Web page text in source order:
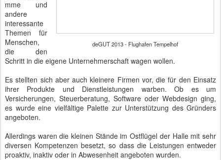
deGUT 2013 - Flughafen Tempelhof
mme und
andere
interessante
Themen für
Menschen,
die den
Schritt in die eigene Unternehmerschaft wagen wollen.
Es stellten sich aber auch kleinere Firmen vor, die für den Einsatz
ihrer Produkte und Dienstleistungen warben. Ob es um
Versicherungen, Steuerberatung, Software oder Webdesign ging,
es wurde eine vielfältige Palette zur Unterstützung des Gründers
angeboten.
Allerdings waren die kleinen Stände im Ostflügel der Halle mit sehr
diversen Kompetenzen besetzt, so dass die Leistungen entweder
proaktiv, inaktiv oder in Abwesenheit angeboten wurden.